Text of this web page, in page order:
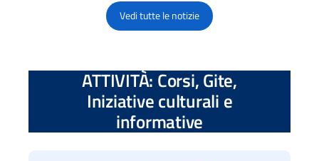
Vedi tutte le notizie
ATTIVITÀ: Corsi, Gite,
Iniziative culturali e
informative